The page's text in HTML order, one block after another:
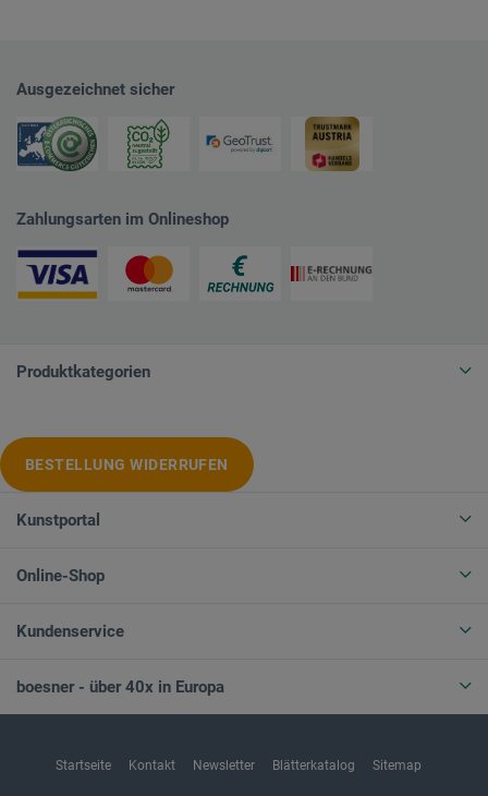
Ausgezeichnet sicher
Zahlungsarten im Onlineshop
Produktkategorien
BESTELLUNG WIDERRUFEN
Kunstportal
Online-Shop
Kundenservice
boesner - über 40x in Europa
Startseite Kontakt Newsletter Blätterkatalog Sitemap